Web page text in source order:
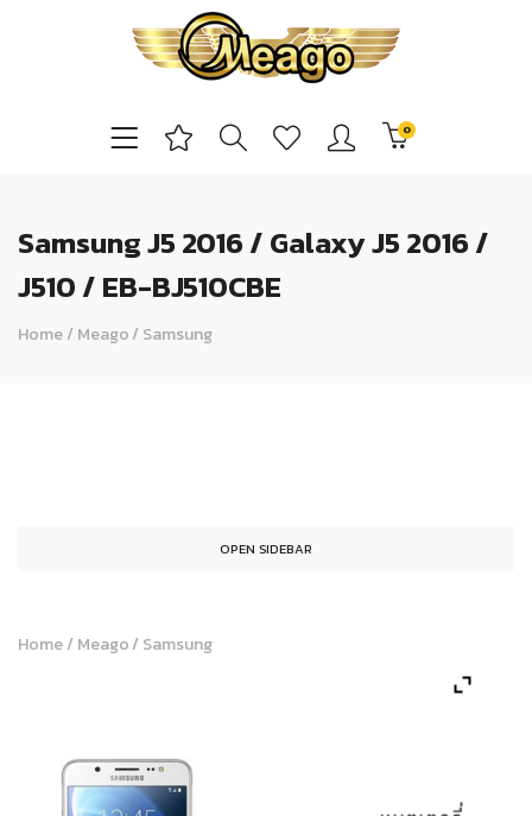
0
Samsung J5 2016 / Galaxy J5 2016 /
J510 / EB-BJ510CBE
Home/ Meago/ Samsung
OPEN SIDEBAR
Home/ Meago/ Samsung